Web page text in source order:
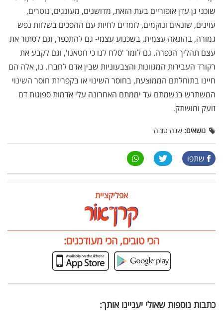
שוכני גן עדן אופוריים בעת הזאת, מדושנים, מעונגים, נוטרים,
עוינים, שונאים ונוקמים, לומדים לחיות עם ההפכים בשלוות נפש
גמורה, בהונאה עצמית, בשכנוע עצמי- גם להתכפר, וגם לסתור את
עצם תהליך הכפרה. גם לומר 'סלח לנו כי חטאנו', וגם לקבע את
רקורד העבירות המגוונות והצבעוניות שבין אדם לחברו. נו, אלה הם
חיינו בתוחלתם הממוצעת, בחוסר השינוי או בקפריזת חוסר השינוי
המשתרש בנשמתם עד יממתם האחרונה עלי אדמות ספוגות דם
זועק ומושתק.
נושאים: שנה טובה
שתפו
אפליקציית
הכי טובים, הכי מעודכנים:
כתבות נוספות שאולי יעניינו אותך: